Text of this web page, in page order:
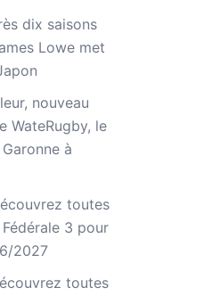
dix saisons
Lowe met
nouveau
WateRugby, le
à
toutes
3 pour
2027
toutes